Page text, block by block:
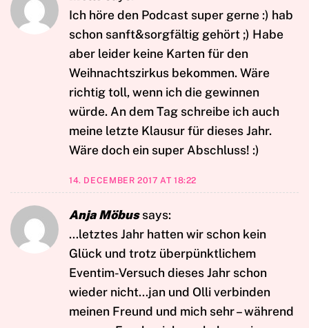
Ich höre den Podcast super gerne :) hab
schon sanft&sorgfältig gehört ;) Habe
aber leider keine Karten für den
Weihnachtszirkus bekommen. Wäre
richtig toll, wenn ich die gewinnen
würde. An dem Tag schreibe ich auch
meine letzte Klausur für dieses Jahr.
Wäre doch ein super Abschluss! :)
14. DECEMBER 2017 AT 18:22
Anja Möbus says:
…letztes Jahr hatten wir schon kein
Glück und trotz überpünktlichem
Eventim-Versuch dieses Jahr schon
wieder nicht…jan und Olli verbinden
meinen Freund und mich sehr – während